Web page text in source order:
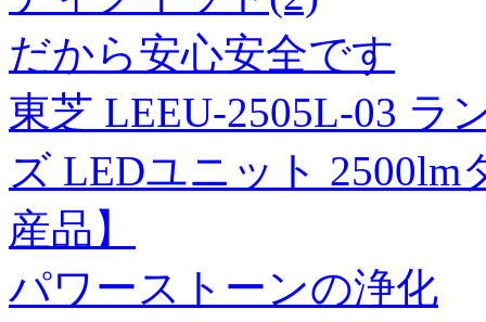
だから安心安全です
東芝 LEEU-2505L-03 ラ
ズ LEDユニット 2500lm
産品】
パワーストーンの浄化